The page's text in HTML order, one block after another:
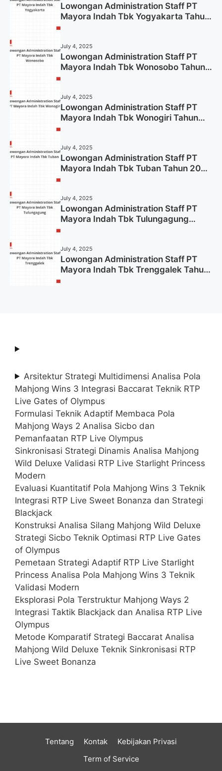
Lowongan Administration Staff PT
Mayora Indah Tbk Yogyakarta Tahun
July 4, 2025
Lowongan Administration Staff PT
Mayora Indah Tbk Wonosobo Tahun
July 4, 2025
Lowongan Administration Staff PT
Mayora Indah Tbk Wonogiri Tahun
July 4, 2025
Lowongan Administration Staff PT
Mayora Indah Tbk Tuban Tahun 2025
July 4, 2025
Lowongan Administration Staff PT
Mayora Indah Tbk Tulungagung
July 4, 2025
Lowongan Administration Staff PT
Mayora Indah Tbk Trenggalek Tahun
Arsitektur Strategi Multidimensi Analisa Pola
Mahjong Wins 3 Integrasi Baccarat Teknik RTP
Live Gates of Olympus
Formulasi Teknik Adaptif Membaca Pola
Mahjong Ways 2 Analisa Sicbo dan
Pemanfaatan RTP Live Olympus
Sinkronisasi Strategi Dinamis Analisa Mahjong
Wild Deluxe Validasi RTP Live Starlight Princess
Modern
Evaluasi Kuantitatif Pola Mahjong Wins 3 Teknik
Integrasi RTP Live Sweet Bonanza dan Strategi
Blackjack
Konstruksi Analisa Silang Mahjong Wild Deluxe
Strategi Sicbo Teknik Optimasi RTP Live Gates
of Olympus
Pemetaan Strategi Adaptif RTP Live Starlight
Princess Analisa Pola Mahjong Wins 3 Teknik
Validasi Modern
Eksplorasi Pola Terstruktur Mahjong Ways 2
Integrasi Taktik Blackjack dan Analisa RTP Live
Olympus
Metode Komparatif Strategi Baccarat Analisa
Mahjong Wild Deluxe Teknik Sinkronisasi RTP
Live Sweet Bonanza
Tentang Kontak
Kebijakan Privasi
Term of Service